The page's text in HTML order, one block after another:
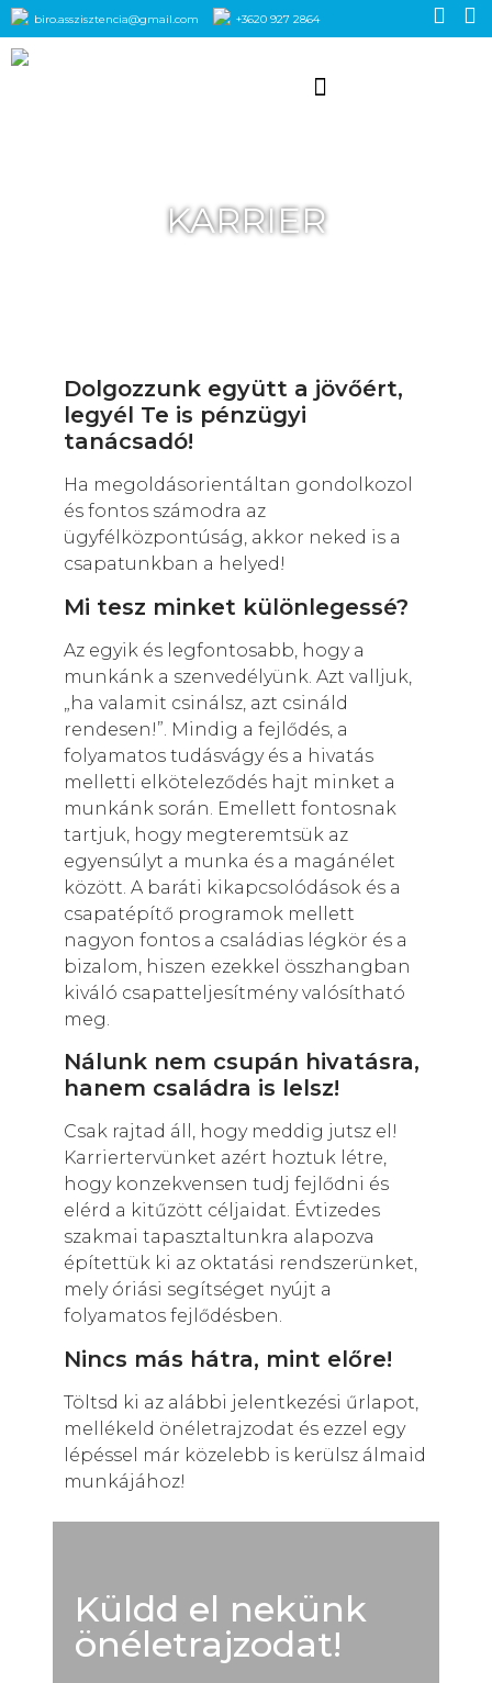
biro.asszisztencia@gmail.com +3620 927 2864
KARRIER
Dolgozzunk együtt a jövőért,
legyél Te is pénzügyi
tanácsadó!
Ha megoldásorientáltan gondolkozol
és fontos számodra az
ügyfélközpontúság, akkor neked is a
csapatunkban a helyed!
Mi tesz minket különlegessé?
Az egyik és legfontosabb, hogy a
munkánk a szenvedélyünk. Azt valljuk,
„ha valamit csinálsz, azt csináld
rendesen!”. Mindig a fejlődés, a
folyamatos tudásvágy és a hivatás
melletti elköteleződés hajt minket a
munkánk során. Emellett fontosnak
tartjuk, hogy megteremtsük az
egyensúlyt a munka és a magánélet
között. A baráti kikapcsolódások és a
csapatépítő programok mellett
nagyon fontos a családias légkör és a
bizalom, hiszen ezekkel összhangban
kiváló csapatteljesítmény valósítható
meg.
Nálunk nem csupán hivatásra,
hanem családra is lelsz!
Csak rajtad áll, hogy meddig jutsz el!
Karriertervünket azért hoztuk létre,
hogy konzekvensen tudj fejlődni és
elérd a kitűzött céljaidat. Évtizedes
szakmai tapasztaltunkra alapozva
építettük ki az oktatási rendszerünket,
mely óriási segítséget nyújt a
folyamatos fejlődésben.
Nincs más hátra, mint előre!
Töltsd ki az alábbi jelentkezési űrlapot,
mellékeld önéletrajzodat és ezzel egy
lépéssel már közelebb is kerülsz álmaid
munkájához!
Küldd el nekünk
önéletrajzodat!